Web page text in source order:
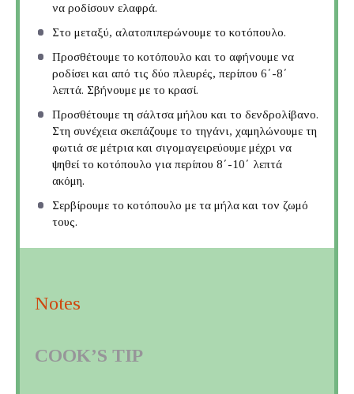
να ροδίσουν ελαφρά.
Στο μεταξύ, αλατοπιπερώνουμε το κοτόπουλο.
Προσθέτουμε το κοτόπουλο και το αφήνουμε να
ροδίσει και από τις δύο πλευρές, περίπου 6΄-8΄
λεπτά. Σβήνουμε με το κρασί.
Προσθέτουμε τη σάλτσα μήλου και το δενδρολίβανο.
Στη συνέχεια σκεπάζουμε το τηγάνι, χαμηλώνουμε τη
φωτιά σε μέτρια και σιγομαγειρεύουμε μέχρι να
ψηθεί το κοτόπουλο για περίπου 8΄-10΄ λεπτά
ακόμη.
Σερβίρουμε το κοτόπουλο με τα μήλα και τον ζωμό
τους.
Notes
COOK’S TIP